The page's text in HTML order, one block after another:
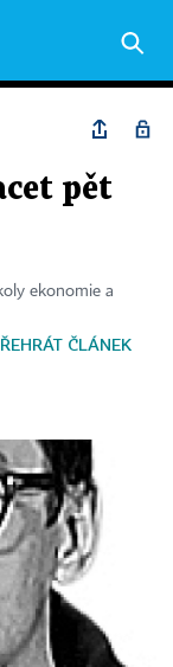
pět
ekonomie a
ČLÁNEK